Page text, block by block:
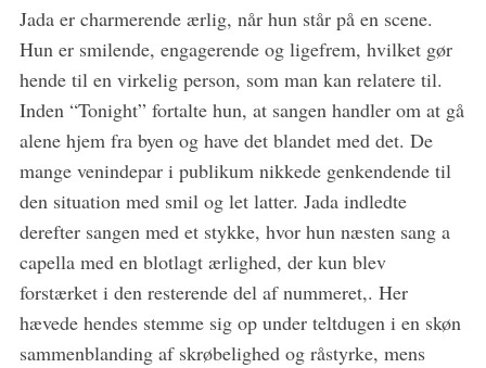
Jada er charmerende ærlig, når hun står på en scene.
Hun er smilende, engagerende og ligefrem, hvilket gør
hende til en virkelig person, som man kan relatere til.
Inden “Tonight” fortalte hun, at sangen handler om at gå
alene hjem fra byen og have det blandet med det. De
mange venindepar i publikum nikkede genkendende til
den situation med smil og let latter. Jada indledte
derefter sangen med et stykke, hvor hun næsten sang a
capella med en blotlagt ærlighed, der kun blev
forstærket i den resterende del af nummeret,. Her
hævede hendes stemme sig op under teltdugen i en skøn
sammenblanding af skrøbelighed og råstyrke, mens
f
o
: